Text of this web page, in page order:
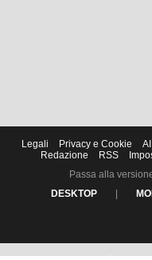
Legali Privacy e Cookie
Redazione
RSS
Passa alla
DESKTOP